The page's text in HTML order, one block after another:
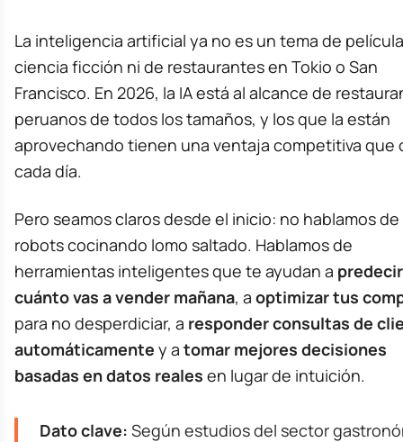
La inteligencia artificial ya no es un tema de
ciencia ficción ni de restaurantes en Tokio o San
Francisco. En 2026, la IA está al alcance de
peruanos de todos los tamaños, y los que la están
aprovechando tienen una ventaja competitiva que
cada día.
Pero seamos claros desde el inicio: no hablamos de
robots cocinando lomo saltado. Hablamos de
herramientas inteligentes que te ayudan a predecir
cuánto vas a vender mañana, a optimizar tus
para no desperdiciar, a responder consultas de
automáticamente y a tomar mejores decisiones
basadas en datos reales en lugar de intuición.
Dato clave: Según estudios del sector